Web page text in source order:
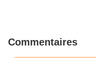
Commentaires